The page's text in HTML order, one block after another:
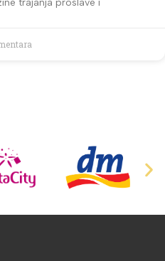
trajanja proslave i